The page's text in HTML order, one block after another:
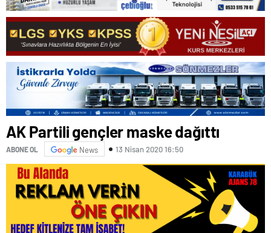
AK Partili gençler maske dağıttı
ABONE OL News 13 Nisan 2020 16:50